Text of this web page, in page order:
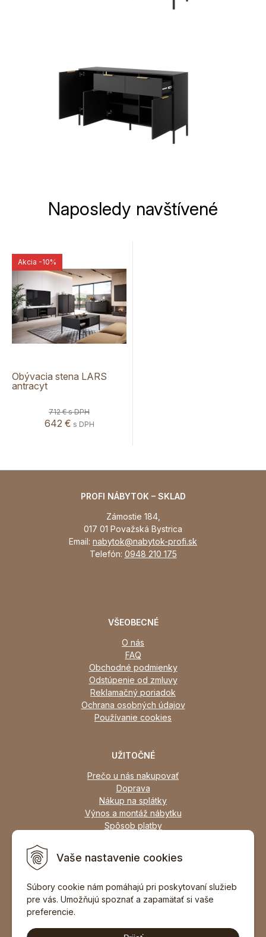
Vaše nastavenie cookies
Súbory cookie nám pomáhajú pri poskytovaní služieb
pre vás. Umožňujú spoznať a zapamätať si vaše
preferencie.
Naposledy navštívené
Obývacia stena LARS
antracyt
Akcia -10%
712 €s DPH
642 € s DPH
PROFI NÁBYTOK – SKLAD
Zámostie 184,
017 01 Považská Bystrica
Email: nabytok@nabytok-profi.sk
Telefón: 0948 210 175
VŠEOBECNÉ
O nás
FAQ
Obchodné podmienky
Odstúpenie od zmluvy
Reklamačný poriadok
Ochrana osobných údajov
Používanie cookies
UŽITOČNÉ
Prečo u nás nakupovať
Doprava
Nákup na splátky
Výnos a montáž nábytku
Spôsob platby
Zariadime všetky typy interiérov
DOPORUČIŤ ZNÁMEMU